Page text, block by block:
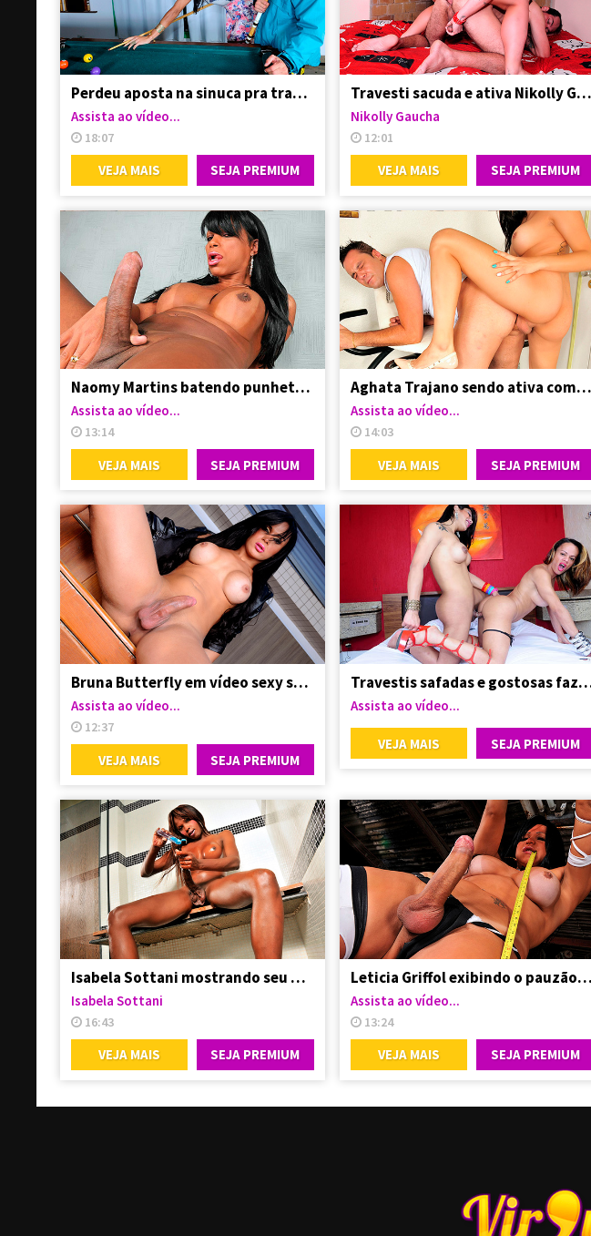
Perdeu aposta na sinuca pra travesti
Assista ao vídeo...
18:07
VEJA MAIS SEJA PREMIUM
Travesti sacuda e ativa Nikolly Gaucha
Nikolly Gaucha
12:01
VEJA MAIS SEJA PREMIUM
Naomy Martins batendo punheta no seu pauzão
Assista ao vídeo...
13:14
VEJA MAIS SEJA PREMIUM
Aghata Trajano sendo ativa com seu vizinho
Assista ao vídeo...
14:03
VEJA MAIS SEJA PREMIUM
Bruna Butterfly em vídeo sexy se exibindo
Assista ao vídeo...
12:37
VEJA MAIS SEJA PREMIUM
Travestis safadas e gostosas
Assista ao vídeo...
VEJA MAIS SEJA PREMIUM
Isabela Sottani mostrando seu pauzão enorme
Isabela Sottani
16:43
VEJA MAIS SEJA PREMIUM
Leticia Griffol exibindo o pauzão lindo
Assista ao vídeo...
13:24
VEJA MAIS SEJA PREMIUM